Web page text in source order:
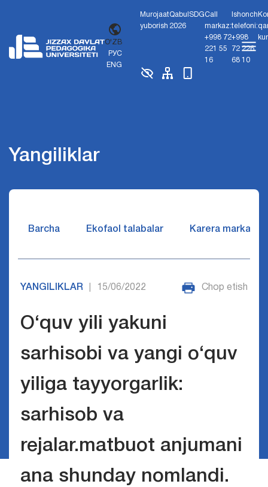
O'ZB
РУС
ENG
Murojaat
yuborish
Qabul
2026
SDGCall
markaz:
+998 72
221 55
16
Ishonch
telefoni:
+998
72 226
68 10
Yangiliklar
Barcha Ekofaol talabalar Karera markazi
YANGILIKLAR 15/06/2022 Chop etish
O‘quv yili yakuni
sarhisobi va yangi o‘quv
yiliga tayyorgarlik:
sarhisob va
rejalar.matbuot anjumani
ana shunday nomlandi.